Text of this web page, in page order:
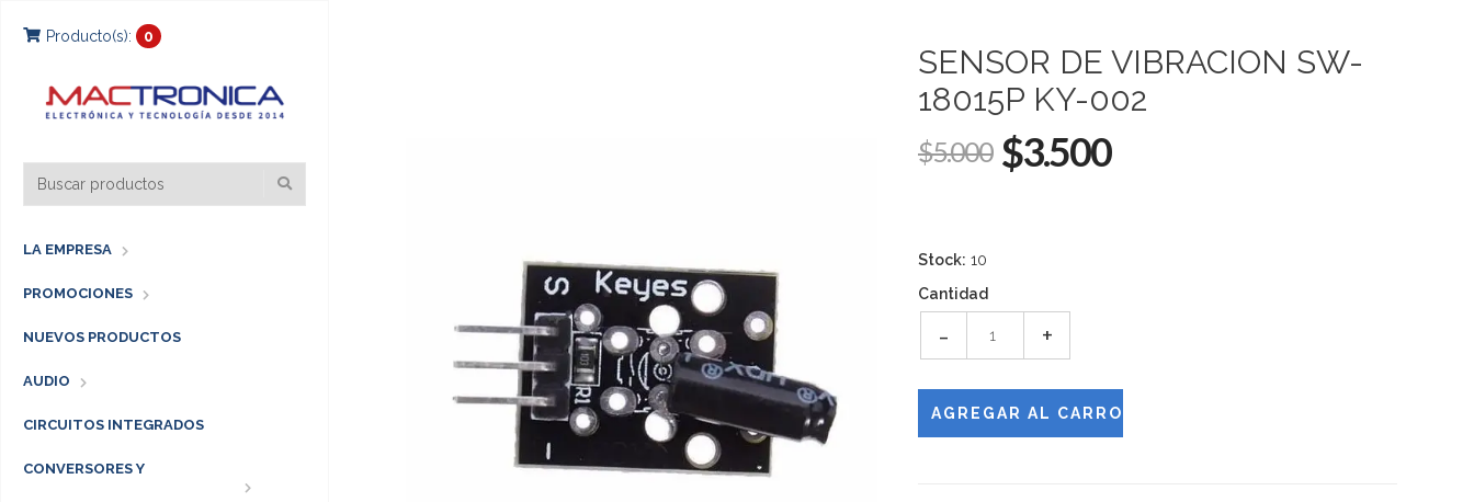
Producto(s): 0
LA EMPRESA
PROMOCIONES
NUEVOS PRODUCTOS
AUDIO
CIRCUITOS INTEGRADOS
CONVERSORES Y
SENSOR DE VIBRACION SW-
18015P KY-002
$5.000 $3.500
Stock: 10
Cantidad
- +